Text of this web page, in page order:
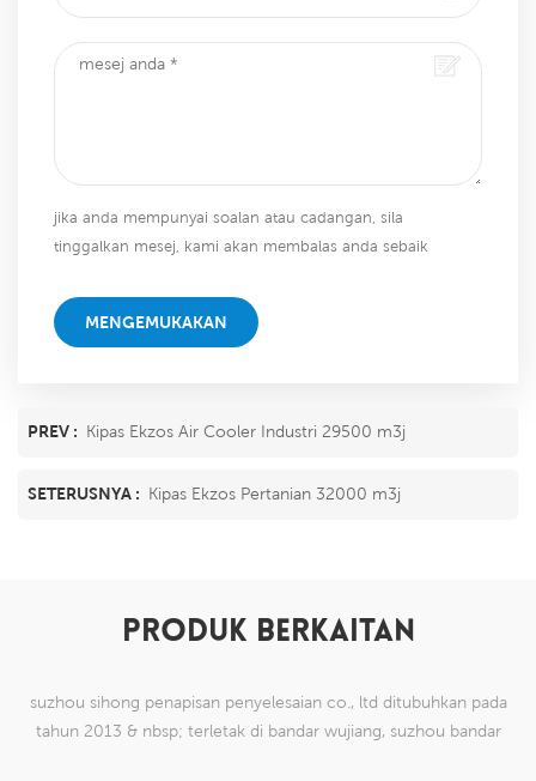
jika anda mempunyai soalan atau cadangan, sila
tinggalkan mesej, kami akan membalas anda sebaik
MENGEMUKAKAN
PREV : Kipas Ekzos Air Cooler Industri 29500 m3j
SETERUSNYA : Kipas Ekzos Pertanian 32000 m3j
PRODUK BERKAITAN
suzhou sihong penapisan penyelesaian co., ltd ditubuhkan pada
tahun 2013 & nbsp; terletak di bandar wujiang, suzhou bandar